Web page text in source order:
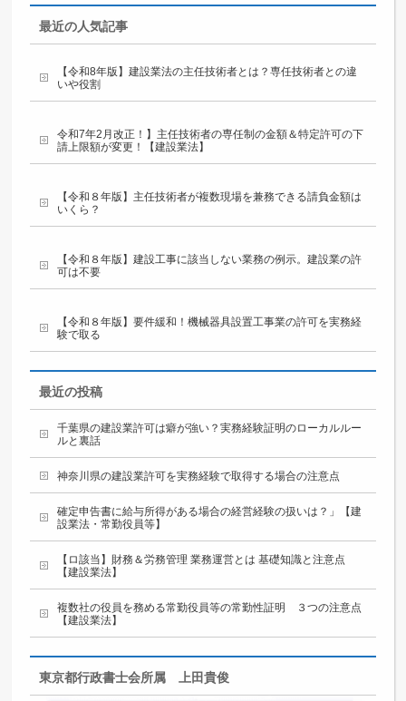
最近の人気記事
【令和8年版】建設業法の主任技術者とは？専任技術者との違
いや役割
令和7年2月改正！】主任技術者の専任制の金額＆特定許可の下
請上限額が変更！【建設業法】
【令和８年版】主任技術者が複数現場を兼務できる請負金額は
いくら？
【令和８年版】建設工事に該当しない業務の例示。建設業の許
可は不要
【令和８年版】要件緩和！機械器具設置工事業の許可を実務経
験で取る
最近の投稿
千葉県の建設業許可は癖が強い？実務経験証明のローカルルー
ルと裏話
神奈川県の建設業許可を実務経験で取得する場合の注意点
確定申告書に給与所得がある場合の経営経験の扱いは？」【建
設業法・常勤役員等】
【ロ該当】財務＆労務管理 業務運営とは 基礎知識と注意点
【建設業法】
複数社の役員を務める常勤役員等の常勤性証明 ３つの注意点
【建設業法】
東京都行政書士会所属 上田貴俊